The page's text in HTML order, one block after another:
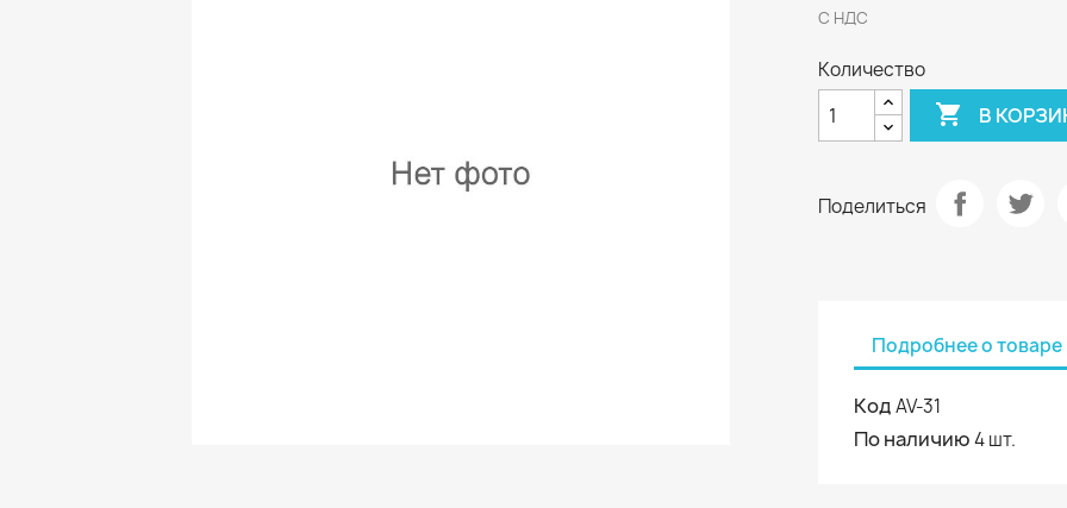
С НДС
Количество
 В
Поделиться
Подробнее о товаре
КодAV-31
По наличию4 шт.